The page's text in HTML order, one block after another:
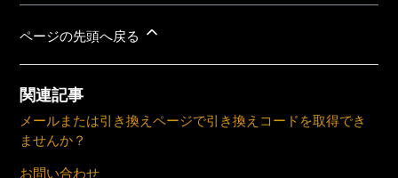
ページの先頭へ戻る
関連記事
メールまたは引き換えページで引き換えコードを取得でき
ませんか？
お問い合わせ